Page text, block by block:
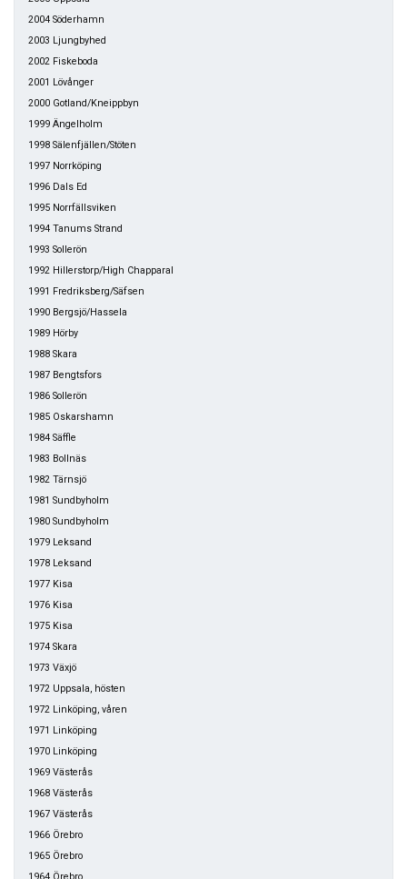
2004 Söderhamn
2003 Ljungbyhed
2002 Fiskeboda
2001 Lövånger
2000 Gotland/Kneippbyn
1999 Ängelholm
1998 Sälenfjällen/Stöten
1997 Norrköping
1996 Dals Ed
1995 Norrfällsviken
1994 Tanums Strand
1993 Sollerön
1992 Hillerstorp/High Chapparal
1991 Fredriksberg/Säfsen
1990 Bergsjö/Hassela
1989 Hörby
1988 Skara
1987 Bengtsfors
1986 Sollerön
1985 Oskarshamn
1984 Säffle
1983 Bollnäs
1982 Tärnsjö
1981 Sundbyholm
1980 Sundbyholm
1979 Leksand
1978 Leksand
1977 Kisa
1976 Kisa
1975 Kisa
1974 Skara
1973 Växjö
1972 Uppsala, hösten
1972 Linköping, våren
1971 Linköping
1970 Linköping
1969 Västerås
1968 Västerås
1967 Västerås
1966 Örebro
1965 Örebro
1964 Örebro